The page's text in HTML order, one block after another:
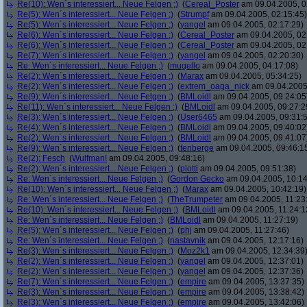
Re(10): Wen´s interessiert... Neue Felgen ;) (Cereal_Poster am 09.04.2005,
Re(5): Wen´s interessiert... Neue Felgen ;) (Strumpfam 09.04.2005, 02:15:45)
Re(5): Wen´s interessiert... Neue Felgen ;) (yangel am 09.04.2005, 02:17:29)
Re(6): Wen´s interessiert... Neue Felgen ;) (Cereal_Poster am 09.04.2005,
Re(6): Wen´s interessiert... Neue Felgen ;) (Cereal_Poster am 09.04.2005,
Re(7): Wen´s interessiert... Neue Felgen ;) (yangel am 09.04.2005, 02:20:30)
Re: Wen´s interessiert... Neue Felgen ;) (mugello am 09.04.2005, 04:17:08)
Re(2): Wen´s interessiert... Neue Felgen ;) (Marax am 09.04.2005, 05:34:25)
Re(2): Wen´s interessiert... Neue Felgen ;) (extrem_oaga_nick am
Re(9): Wen´s interessiert... Neue Felgen ;) (BMLoidl am 09.04.2005,
Re(11): Wen´s interessiert... Neue Felgen ;) (BMLoidl am 09.04.2005,
Re(3): Wen´s interessiert... Neue Felgen ;) (User6465 am 09.04.2005,
Re(4): Wen´s interessiert... Neue Felgen ;) (BMLoidl am 09.04.2005,
Re(2): Wen´s interessiert... Neue Felgen ;) (BMLoidl am 09.04.2005,
Re(9): Wen´s interessiert... Neue Felgen ;) (tenberge am 09.04.2005,
Re(2): Fesch (Wulfman! am 09.04.2005, 09:48:16)
Re(2): Wen´s interessiert... Neue Felgen ;) (plotti am 09.04.2005, 09:51:38)
Re: Wen´s interessiert... Neue Felgen ;) (Gordon Gecko am 09.04.2005,
Re(10): Wen´s interessiert... Neue Felgen ;) (Marax am 09.04.2005, 10:42:19)
Re: Wen´s interessiert... Neue Felgen ;) (TheTrumpeter am 09.04.2005,
Re(10): Wen´s interessiert... Neue Felgen ;) (BMLoidl am 09.04.2005,
Re: Wen´s interessiert... Neue Felgen ;) (BMLoidl am 09.04.2005, 11:27:19)
Re(5): Wen´s interessiert... Neue Felgen ;) (phj am 09.04.2005, 11:27:46)
Re: Wen´s interessiert... Neue Felgen ;) (nastavnik am 09.04.2005, 12:17:16)
Re(3): Wen´s interessiert... Neue Felgen ;) (Moz2k1 am 09.04.2005, 12:34:39)
Re(2): Wen´s interessiert... Neue Felgen ;) (yangel am 09.04.2005, 12:37:01)
Re(2): Wen´s interessiert... Neue Felgen ;) (yangel am 09.04.2005, 12:37:36)
Re(7): Wen´s interessiert... Neue Felgen ;) (empire am 09.04.2005, 13:37:35)
Re(3): Wen´s interessiert... Neue Felgen ;) (empire am 09.04.2005, 13:38:42)
Re(3): Wen´s interessiert... Neue Felgen ;) (empire am 09.04.2005, 13:42:06)